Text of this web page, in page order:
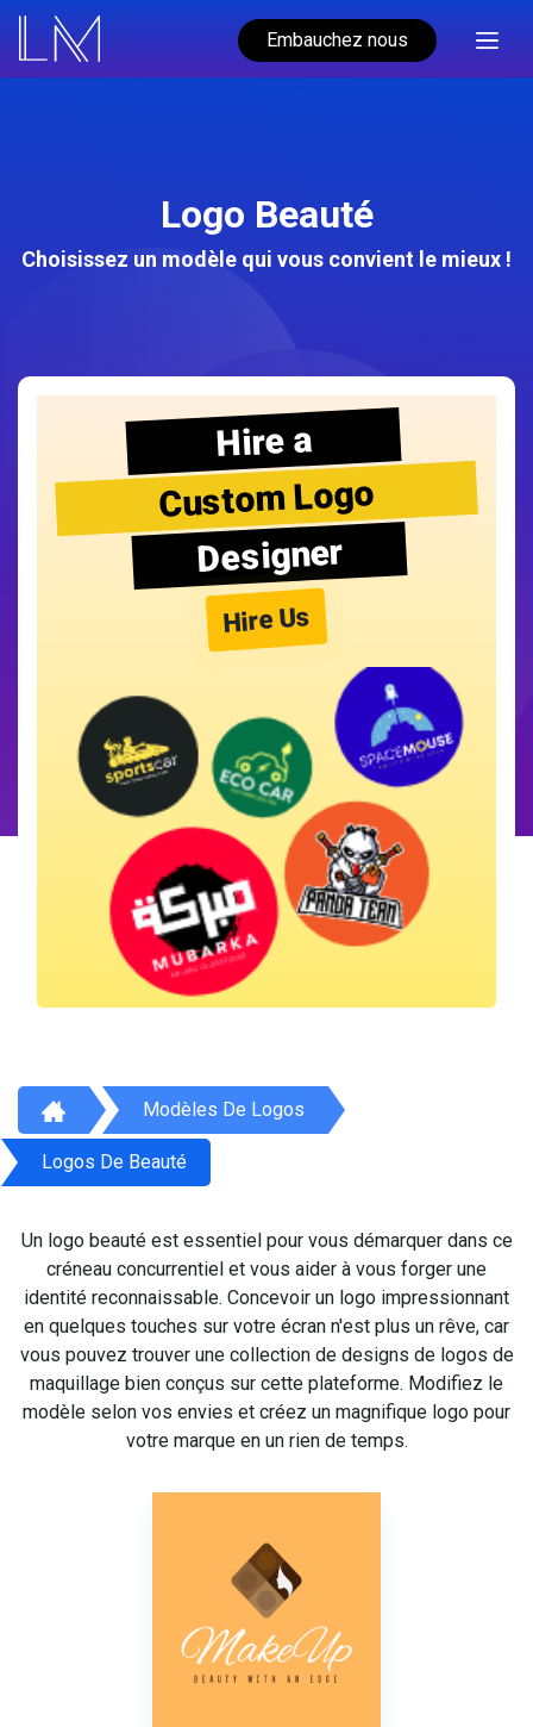
Embauchez nous
Logo Beauté
Choisissez un modèle qui vous convient le mieux !
Hire a
Custom Logo
Designer
Hire Us
Modèles De Logos
Logos De Beauté
Un logo beauté est essentiel pour vous démarquer dans ce
créneau concurrentiel et vous aider à vous forger une
identité reconnaissable. Concevoir un logo impressionnant
en quelques touches sur votre écran n'est plus un rêve, car
vous pouvez trouver une collection de designs de logos de
maquillage bien conçus sur cette plateforme. Modifiez le
modèle selon vos envies et créez un magnifique logo pour
votre marque en un rien de temps.